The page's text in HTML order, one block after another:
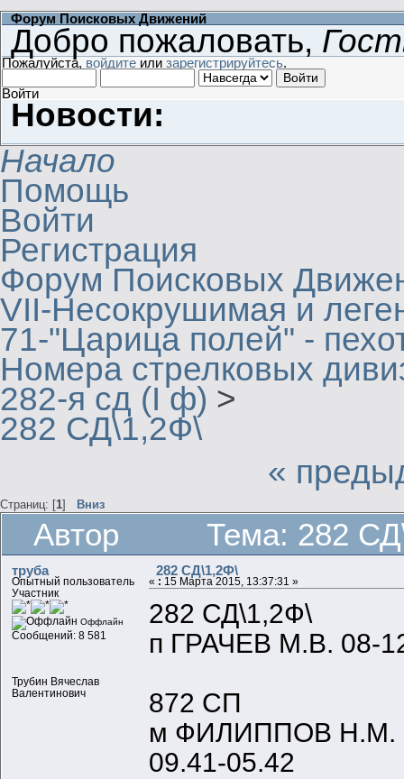
Форум Поисковых Движений
Добро пожаловать,
Пожалуйста, войдите или зарегистрируйтесь.
Войти
Новости:
Начало
Помощь
Войти
Регистрация
Форум Поисковых
VII-Несокрушимая и
71-"Царица полей" -
Номера стрелковых
282-я сд (I ф) >
282 СД\1,2Ф\
«
Страниц: [1] Вниз
Автор Тема: 282
труба
Опытный пользователь
Участник
Оффлайн
Сообщений: 8 581
Трубин Вячеслав
Валентинович
282 СД\1,2Ф\
« : 15 Марта 2015, 13:37:31 »
282 СД\1,2Ф\
п ГРАЧЕВ М.В. 08-
872 СП
м ФИЛИППОВ Н.М.
09.41-05.42